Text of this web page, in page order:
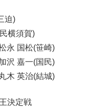
迫)
横須賀)
永 国松(笹崎)
沢 嘉一(国民)
木 英治(結城)
決定戦